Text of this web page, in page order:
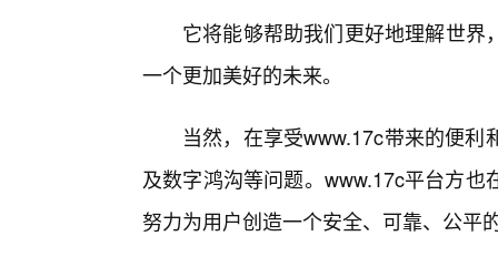
它将能够帮助我们更好地理解世
一个更加美好的未来。
当然，在享受www.17c带来的便
及数字鸿沟等问题。www.17c平台方
努力为用户创造一个安全、可靠、公平